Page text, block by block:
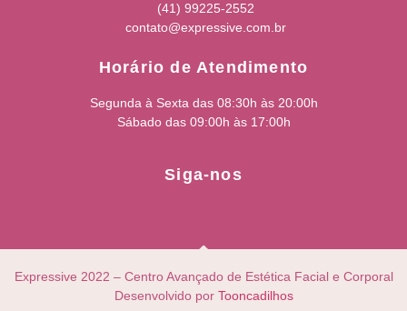
(41) 99225-2552
contato@expressive.com.br
Horário de Atendimento
Segunda à Sexta das 08:30h às 20:00h
Sábado das 09:00h às 17:00h
Siga-nos
Expressive 2022 – Centro Avançado de Estética Facial e Corporal
Desenvolvido por Tooncadilhos